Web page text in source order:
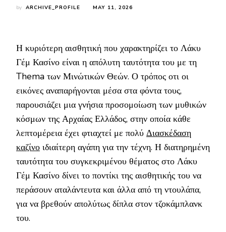
by ARCHIVE_PROFILE MAY 11, 2026
Η κυριότερη αισθητική που χαρακτηρίζει το Λάκυ
Γέμ Κασίνο είναι η απόλυτη ταυτότητα του με τη
Thema των Μινώτικών Θεών. Ο τρόπος οτι οι
εικόνες αναπαρήγονται μέσα στα φόντα τους,
παρουσιάζει μια γνήσια προσομοίωση των μυθικών
κόσμων της Αρχαίας Ελλάδος, στην οποία κάθε
λεπτομέρεια έχει φτιαχτεί με πολύ Διασκέδαση
καζίνο ιδιαίτερη αγάπη για την τέχνη. Η διατηρημένη
ταυτότητα του συγκεκριμένου θέματος στο Λάκυ
Γέμ Κασίνο δίνει το ποντίκι της αισθητικής του να
περάσουν αταλάντευτα και άλλα από τη ντουλάπα,
για να βρεθούν απολύτως δίπλα στον τζοκάμπλανκ
του.